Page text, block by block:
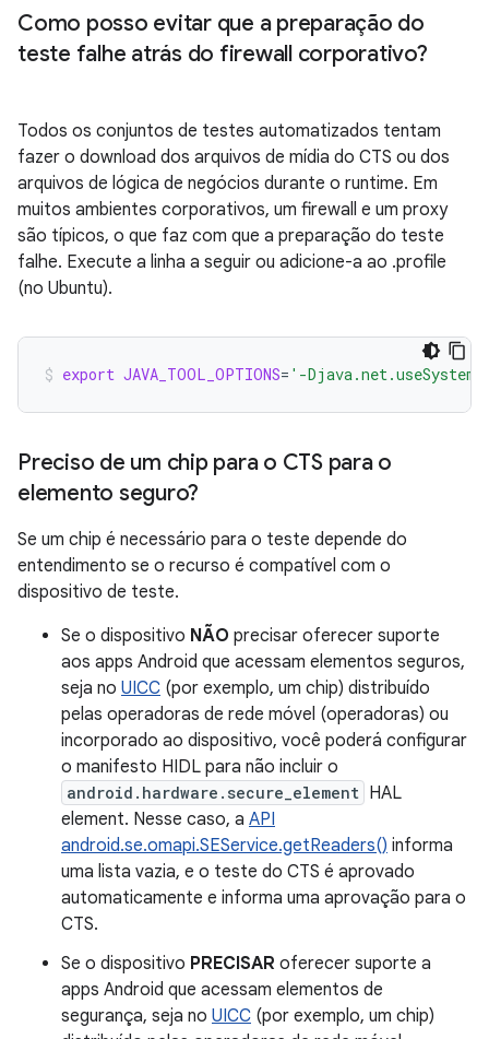
Como posso evitar que a preparação do
teste falhe atrás do firewall corporativo?
Todos os conjuntos de testes automatizados tentam
fazer o download dos arquivos de mídia do CTS ou dos
arquivos de lógica de negócios durante o runtime. Em
muitos ambientes corporativos, um firewall e um proxy
são típicos, o que faz com que a preparação do teste
falhe. Execute a linha a seguir ou adicione-a ao .profile
(no Ubuntu).
export JAVA_TOOL_OPTIONS= '-
Preciso de um chip para o CTS para o
elemento seguro?
Se um chip é necessário para o teste depende do
entendimento se o recurso é compatível com o
dispositivo de teste.
Se o dispositivo NÃO precisar oferecer suporte
aos apps Android que acessam elementos seguros,
seja no UICC (por exemplo, um chip) distribuído
pelas operadoras de rede móvel (operadoras) ou
incorporado ao dispositivo, você poderá configurar
o manifesto HIDL para não incluir o
android.hardware.secure_element HAL
element. Nesse caso, a API
android.se.omapi.SEService.getReaders() informa
uma lista vazia, e o teste do CTS é aprovado
automaticamente e informa uma aprovação para o
CTS.
Se o dispositivo PRECISAR oferecer suporte a
apps Android que acessam elementos de
segurança, seja no UICC (por exemplo, um chip)